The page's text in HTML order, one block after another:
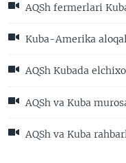
AQSh fermerlari
Kuba-Amerika
AQSh Kubada
AQSh va Kuba
AQSh va Kuba